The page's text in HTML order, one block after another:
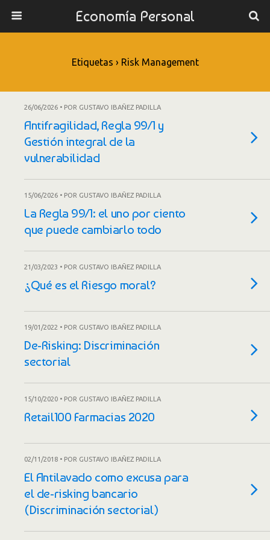
Economía Personal
Etiquetas › Risk Management
26/06/2026 • POR GUSTAVO IBAÑEZ PADILLA
Antifragilidad, Regla 99/1 y
Gestión integral de la
vulnerabilidad
15/06/2026 • POR GUSTAVO IBAÑEZ PADILLA
La Regla 99/1: el uno por ciento
que puede cambiarlo todo
21/03/2023 • POR GUSTAVO IBAÑEZ PADILLA
¿Qué es el Riesgo moral?
19/01/2022 • POR GUSTAVO IBAÑEZ PADILLA
De-Risking: Discriminación
sectorial
15/10/2020 • POR GUSTAVO IBAÑEZ PADILLA
Retail100 Farmacias 2020
02/11/2018 • POR GUSTAVO IBAÑEZ PADILLA
El Antilavado como excusa para
el de-risking bancario
(Discriminación sectorial)